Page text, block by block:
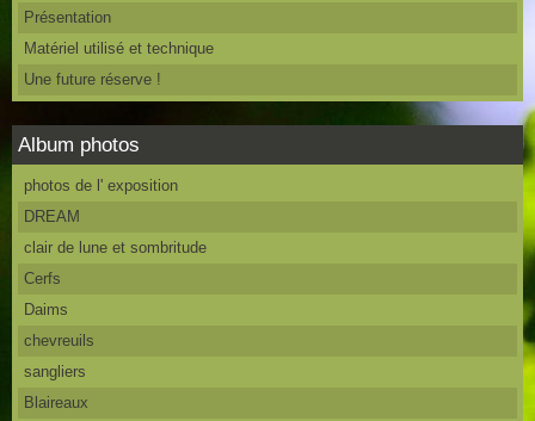
Présentation
Matériel utilisé et technique
Une future réserve !
Album photos
photos de l' exposition
DREAM
clair de lune et sombritude
Cerfs
Daims
chevreuils
sangliers
Blaireaux